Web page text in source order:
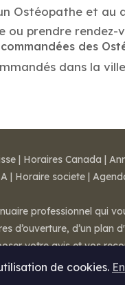
Ostéopathe et au
ou prendre rendez-
des
dans la
de cookies.
| Horaires Canada |
| Horaire societe |
professionnel qui
d’ouverture, d’un
votre avis et vos